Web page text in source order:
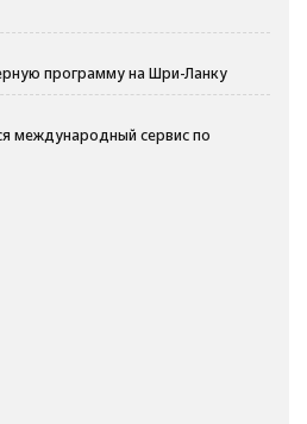
программу на Шри-Ланку
международный сервис по